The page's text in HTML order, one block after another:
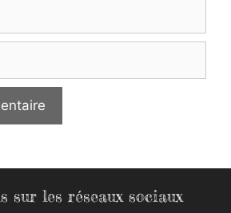
sur les réseaux sociaux